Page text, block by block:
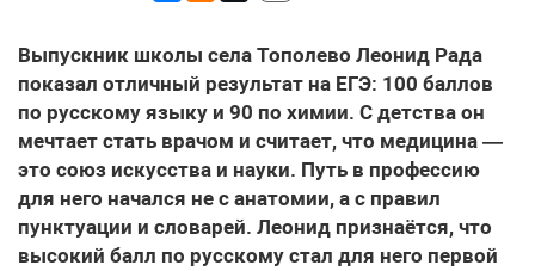
Выпускник школы села Тополево Леонид Рада
показал отличный результат на ЕГЭ: 100 баллов
по русскому языку и 90 по химии. С детства он
мечтает стать врачом и считает, что медицина —
это союз искусства и науки. Путь в профессию
для него начался не с анатомии, а с правил
пунктуации и словарей. Леонид признаётся, что
высокий балл по русскому стал для него первой